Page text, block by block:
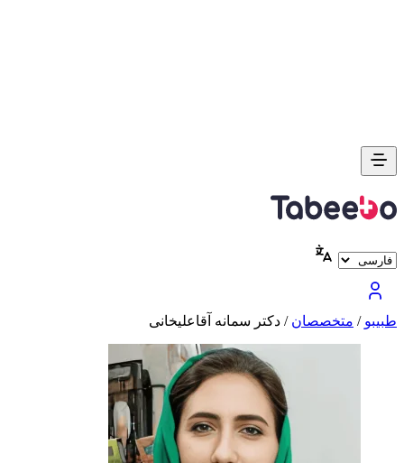
طبیبو / متخصصان / دکتر سمانه آقاعلیخانی